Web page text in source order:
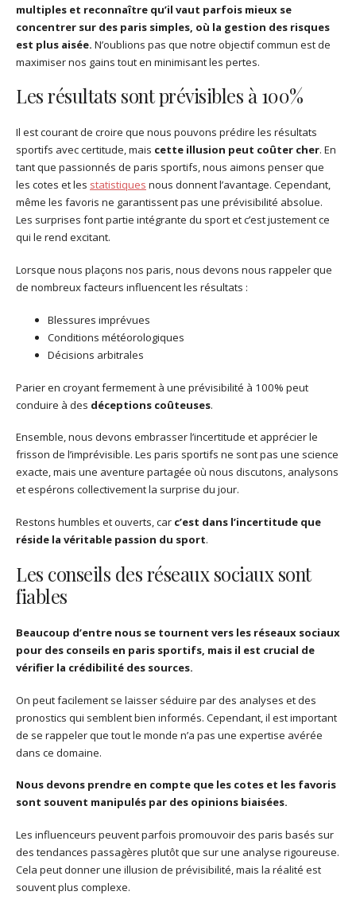
multiples et reconnaître qu’il vaut parfois mieux se
concentrer sur des paris simples, où la gestion des risques
est plus aisée. N’oublions pas que notre objectif commun est de
maximiser nos gains tout en minimisant les pertes.
Les résultats sont prévisibles à 100%
Il est courant de croire que nous pouvons prédire les résultats
sportifs avec certitude, mais cette illusion peut coûter cher. En
tant que passionnés de paris sportifs, nous aimons penser que
les cotes et les statistiques nous donnent l’avantage. Cependant,
même les favoris ne garantissent pas une prévisibilité absolue.
Les surprises font partie intégrante du sport et c’est justement ce
qui le rend excitant.
Lorsque nous plaçons nos paris, nous devons nous rappeler que
de nombreux facteurs influencent les résultats :
Blessures imprévues
Conditions météorologiques
Décisions arbitrales
Parier en croyant fermement à une prévisibilité à 100% peut
conduire à des déceptions coûteuses.
Ensemble, nous devons embrasser l’incertitude et apprécier le
frisson de l’imprévisible. Les paris sportifs ne sont pas une science
exacte, mais une aventure partagée où nous discutons, analysons
et espérons collectivement la surprise du jour.
Restons humbles et ouverts, car c’est dans l’incertitude que
réside la véritable passion du sport.
Les conseils des réseaux sociaux sont
fiables
Beaucoup d’entre nous se tournent vers les réseaux sociaux
pour des conseils en paris sportifs, mais il est crucial de
vérifier la crédibilité des sources.
On peut facilement se laisser séduire par des analyses et des
pronostics qui semblent bien informés. Cependant, il est important
de se rappeler que tout le monde n’a pas une expertise avérée
dans ce domaine.
Nous devons prendre en compte que les cotes et les favoris
sont souvent manipulés par des opinions biaisées.
Les influenceurs peuvent parfois promouvoir des paris basés sur
des tendances passagères plutôt que sur une analyse rigoureuse.
Cela peut donner une illusion de prévisibilité, mais la réalité est
souvent plus complexe.